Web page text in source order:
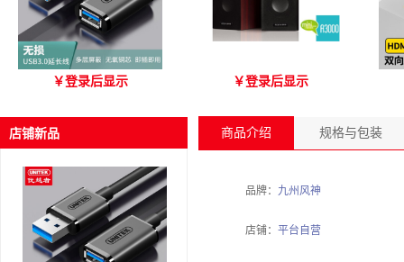
优越者Y-C479国标无氧铜
￥登录后显示 爱琴海 A3000 木质音箱
￥登录后显示
店铺新品 商品介绍 规格与包装
品牌： 九州风神
店铺： 平台自营